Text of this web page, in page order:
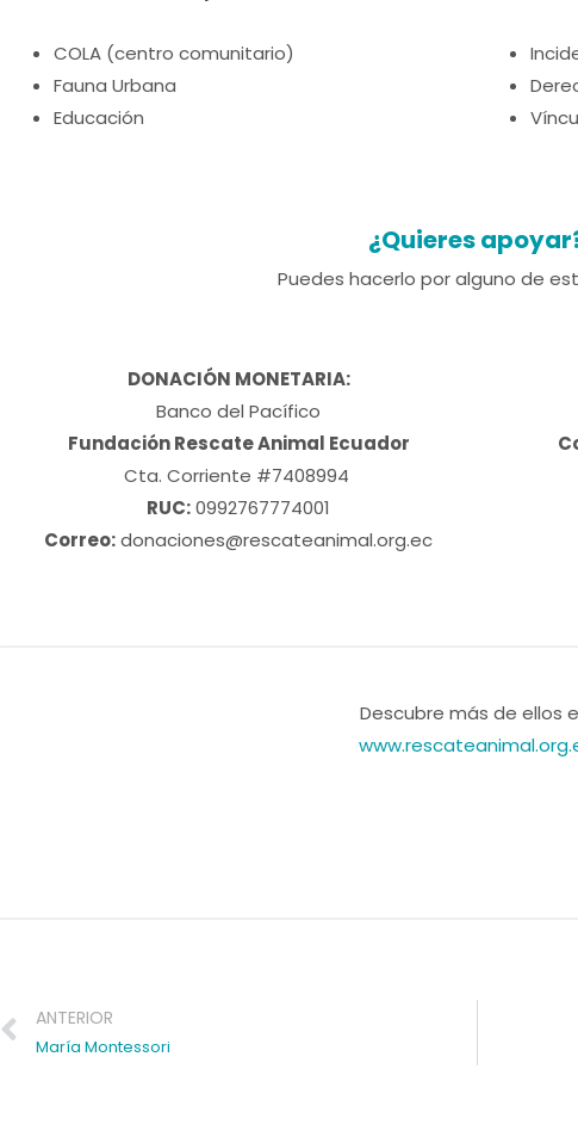
COLA (centro comunitario)
Fauna Urbana
Educación
¿Quieres
Puedes hacerlo por alguno de
DONACIÓN MONETARIA:
Banco del Pacífico
Fundación Rescate Animal Ecuador
Cta. Corriente #7408994
RUC:0992767774001
Correo:donaciones@rescateanimal.org.ec
Descubre más de ellos
Prev
ANTERIOR
María Montessori